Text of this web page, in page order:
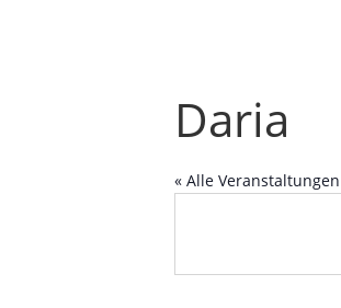
Daria
« Alle Veranstaltungen